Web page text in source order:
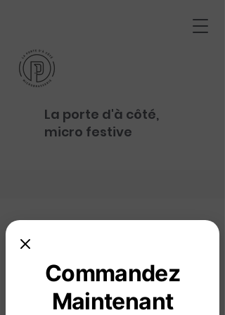
La porte d'à côté,
micro festive
Commandez
Maintenant